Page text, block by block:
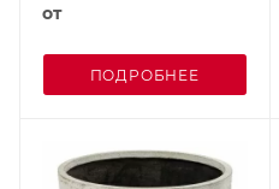
от
ПОДРОБНЕЕ